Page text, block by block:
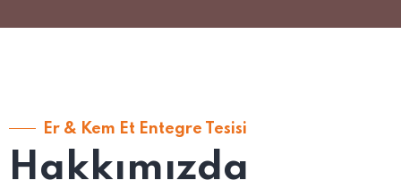
Er & Kem Et Entegre Tesisi
Hakkımızda